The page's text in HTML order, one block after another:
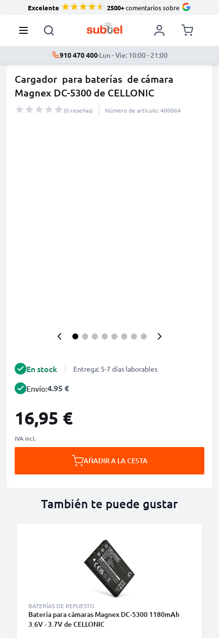
Excelente 2500+comentarios sobre
910 470 400·Lun - Vie: 10:00 - 21:00
Cargador para baterías de cámara
Magnex DC-5300 de CELLONIC
(0 reseñas) Número de artículo: 400064
En stock Entrega: 5-7 días laborables
Envío:4.95 €
16,95 €
IVA incl.
AÑADIR A LA CESTA
También te puede gustar
BATERÍAS DE REPUESTO
Batería para cámaras Magnex DC-5300 1180mAh
3.6V - 3.7V de CELLONIC